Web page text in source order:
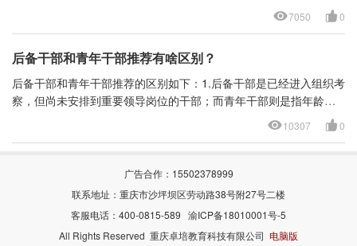
水平和执法能力。国家国防大学则是培养军队干部的重要学府，致
力于培养出具备军事战略素养和领导能力的高级军事人才。这五所
学院在培养和提升干部队伍方面发挥着重要的作用，为中国的发展
和建设做出了突出贡献。
括马克思主义、毛泽东思想、邓小平理论、三个代表重要思想、科
学发展观等。这些理论是党员担任领导职务、参与党务工作的基本
法规的学习，如党章、党纪、党规等规范党员行为的制度文件，以
及党中央有关方针政策、决策部署等。这些政策法规是党员在实际
工作中必须遵守和执行的准则和规范。此外，党员教育培训还涉及
义道德、科学发展观等。这些价值观是中国特色社会主义事业的精
神支柱和社会主义核心价值体系的重要组成部分。最后，党员教育
培训还涉及到实践教育和素质教育，包括党员参与社会实践、社会
服务等活动，提升党员的综合素质和能力。党员教育培训的目的是
锻造忠诚干净担当的共产党人，培养高尚的思想道德情操和良好的
党性修养。通过这些教育培训，党员可以更好地履行自己的党员责
任和使命，为实现中华民族伟大复兴的中国梦奋斗。
7050 0
后备干部和青年干部推荐有啥区别？
后备干部和青年干部推荐的区别如下：1.后备干部是已经进入组织考
察，但尚未安排到重要领导岗位的干部；而青年干部则是指年龄在3
5岁以下，有潜力但还未完全崭露头角的干部。2.在推荐过程中，一
般要求后备干部在原岗位表现出色，能够胜任更高层次的领导工
表现。总的来说，后备干部推荐更注重实际工作表现，而青年干部
推荐更注重个人潜力和素质。
10307 0
广告合作：15502378999
联系地址：重庆市沙坪坝区劳动路38号附27号二楼
客服电话：400-0815-589 渝ICP备18010001号-5
All Rights Reserved 重庆卓培教育科技有限公司 电脑版